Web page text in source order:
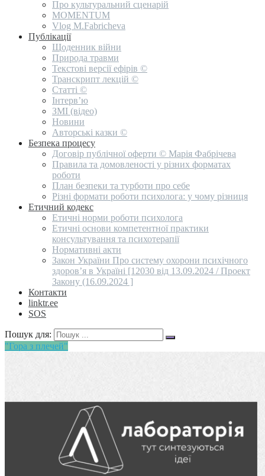
Про культуральний сценарій
MOMENTUM
Vlog M.Fabricheva
Публікації
Щоденник війни
Природа травми
Текстові версії ефірів ©
Транскрипт лекцій ©
Статті ©
Інтерв’ю
ЗМІ (відео)
Новини
Авторські казки ©
Безпека процесу
Договір публічної оферти © Марія Фабрічева
Правила та домовленості у різних форматах
роботи
План безпеки та турботи про себе
Різні формати роботи психолога: у чому різниця
Етичний кодекс
Етичні норми роботи психолога
Етичні основи компетентної практики
консультування та психотерапії
Нормативні акти
Закон України Про систему охорони психічного
здоров’я в Україні [12030 від 13.09.2024 / Проект
Закону (16.09.2024 ]
Контакти
linktr.ee
SOS
Пошук для:
"Гора з плечей"